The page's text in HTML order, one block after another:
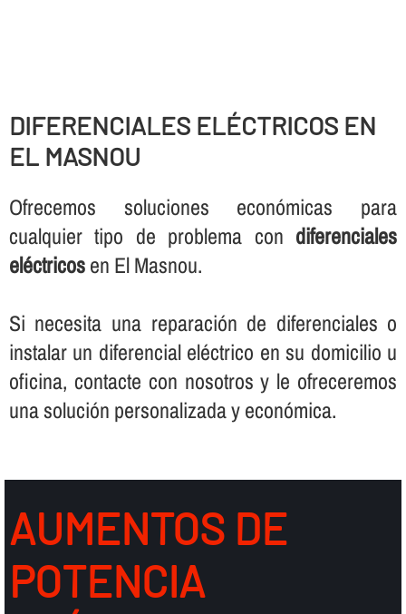
DIFERENCIALES ELÉCTRICOS EN
EL MASNOU
Ofrecemos soluciones económicas para
cualquier tipo de problema con diferenciales
eléctricosen El Masnou.
Si necesita una reparación de diferenciales o
instalar un diferencial eléctrico en su domicilio u
oficina, contacte con nosotros y le ofreceremos
una solución personalizada y económica.
AUMENTOS DE
POTENCIA